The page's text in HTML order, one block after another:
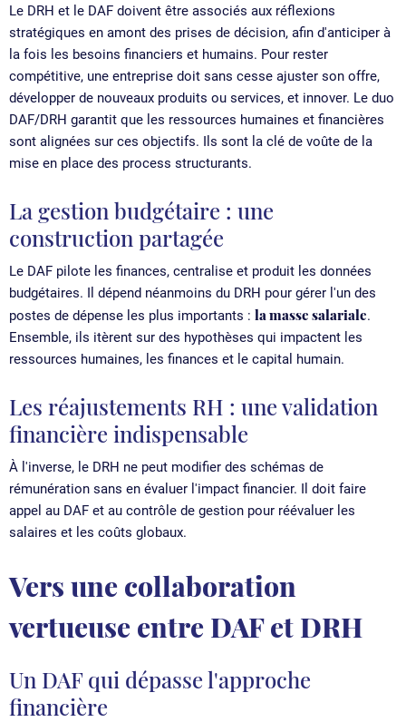
Le DRH et le DAF doivent être associés aux réflexions
stratégiques en amont des prises de décision, afin d'anticiper à
la fois les besoins financiers et humains. Pour rester
compétitive, une entreprise doit sans cesse ajuster son offre,
développer de nouveaux produits ou services, et innover. Le duo
DAF/DRH garantit que les ressources humaines et financières
sont alignées sur ces objectifs. Ils sont la clé de voûte de la
mise en place des process structurants.
La gestion budgétaire : une
construction partagée
Le DAF pilote les finances, centralise et produit les données
budgétaires. Il dépend néanmoins du DRH pour gérer l'un des
postes de dépense les plus importants : la masse salariale.
Ensemble, ils itèrent sur des hypothèses qui impactent les
ressources humaines, les finances et le capital humain.
Les réajustements RH : une validation
financière indispensable
À l'inverse, le DRH ne peut modifier des schémas de
rémunération sans en évaluer l'impact financier. Il doit faire
appel au DAF et au contrôle de gestion pour réévaluer les
salaires et les coûts globaux.
Vers une collaboration
vertueuse entre DAF et DRH
Un DAF qui dépasse l'approche
financière